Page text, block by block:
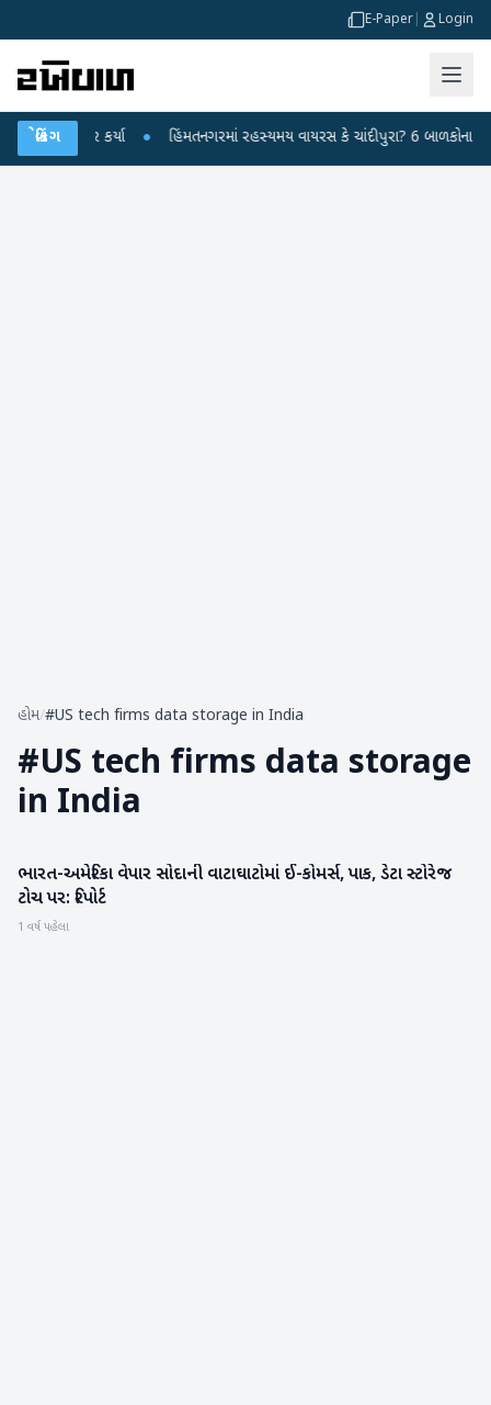
E-Paper Login
બ્રેકિંગ
પ્રહાર કર્યા ● હિંમતનગરમાં રહસ્યમય વાયરસ કે ચાંદીપુરા? 6 બાળકોના મોતથી
હોમ/#US tech firms data storage in India
#US tech firms data storage
in India
બિઝનેસ
ભારત-અમેરિકા વેપાર સોદાની વાટાઘાટોમાં ઈ-કોમર્સ, પાક, ડેટા સ્ટોરેજ
ટોચ પર: રિપોર્ટ
1 વર્ષ પહેલા